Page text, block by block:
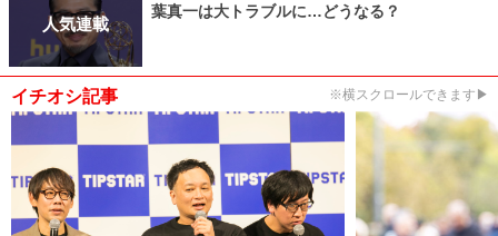
人気連載
葉真一は大トラブルに…どうなる？
イチオシ記事 ※横スクロールできます▶